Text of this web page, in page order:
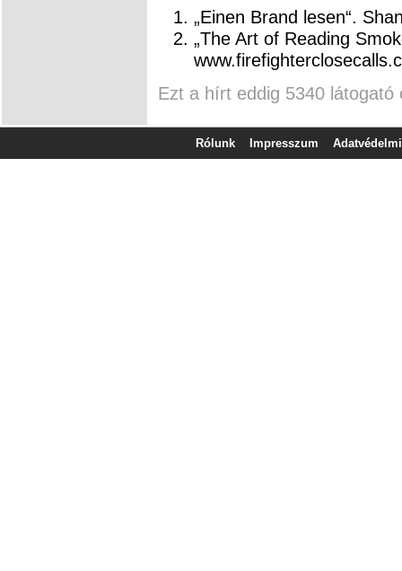
„Einen Brand lesen“.
„The Art of Reading
Ezt a hírt eddig 5340 látogató
Rólunk Impresszum